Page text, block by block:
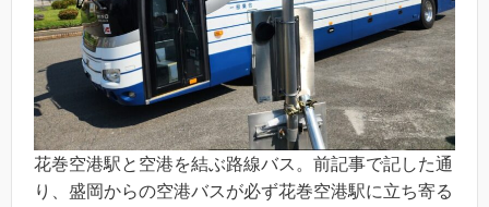
花巻空港駅と空港を結ぶ路線バス。前記事で記した通
り、盛岡からの空港バスが必ず花巻空港駅に立ち寄る